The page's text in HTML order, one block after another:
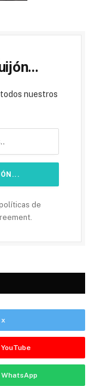
nuestros
de
x
YouTube
WhatsApp